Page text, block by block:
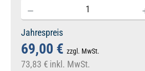
Jahrespreis
69,00 € zzgl. MwSt.
73,83 € inkl. MwSt.